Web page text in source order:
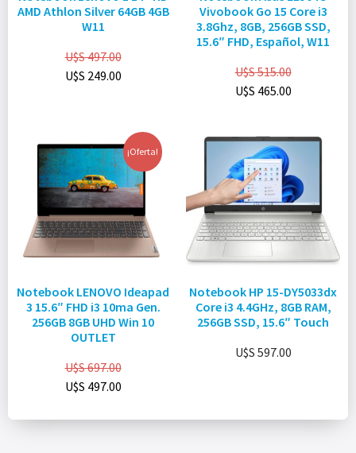
AMD Athlon Silver 64GB 4GB
W11
U$S497.00
U$S 249.00
Vivobook Go 15 Core i3
3.8Ghz, 8GB, 256GB SSD,
15.6″ FHD, Español, W11
U$S515.00
U$S 465.00
¡Oferta!
Notebook LENOVO Ideapad
3 15.6″ FHD i3 10ma Gen.
256GB 8GB UHD Win 10
OUTLET
U$S697.00
U$S 497.00
Notebook HP 15-DY5033dx
Core i3 4.4GHz, 8GB RAM,
256GB SSD, 15.6″ Touch
U$S 597.00